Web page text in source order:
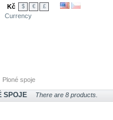
Kč $ € £
Currency
Ploné spoje
SPOJE There are 8 products.